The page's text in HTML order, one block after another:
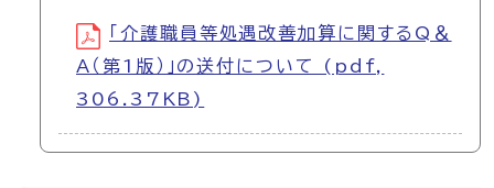
「介護職員等処遇改善加算に関するQ＆
A（第1版）」の送付について (pdf,
306.37KB)